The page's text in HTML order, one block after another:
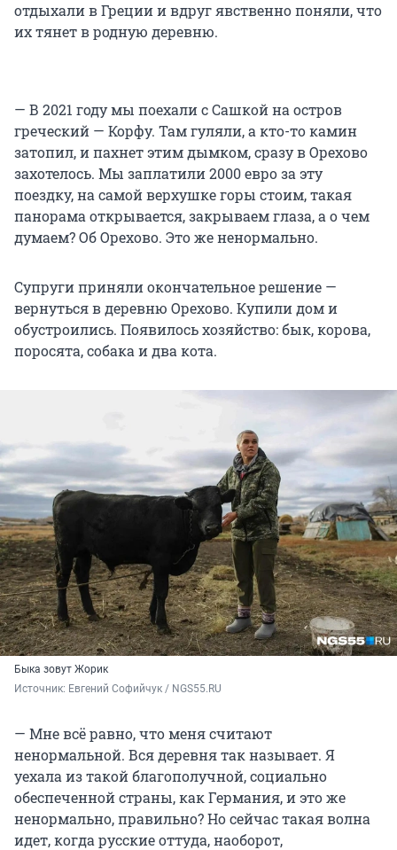
отдыхали в Греции и вдруг явственно поняли, что
их тянет в родную деревню.
— В 2021 году мы поехали с Сашкой на остров
греческий — Корфу. Там гуляли, а кто-то камин
затопил, и пахнет этим дымком, сразу в Орехово
захотелось. Мы заплатили 2000 евро за эту
поездку, на самой верхушке горы стоим, такая
панорама открывается, закрываем глаза, а о чем
думаем? Об Орехово. Это же ненормально.
Супруги приняли окончательное решение —
вернуться в деревню Орехово. Купили дом и
обустроились. Появилось хозяйство: бык, корова,
поросята, собака и два кота.
Быка зовут Жорик
Источник: Евгений Софийчук / NGS55.RU
— Мне всё равно, что меня считают
ненормальной. Вся деревня так называет. Я
уехала из такой благополучной, социально
обеспеченной страны, как Германия, и это же
ненормально, правильно? Но сейчас такая волна
идет, когда русские оттуда, наоборот,